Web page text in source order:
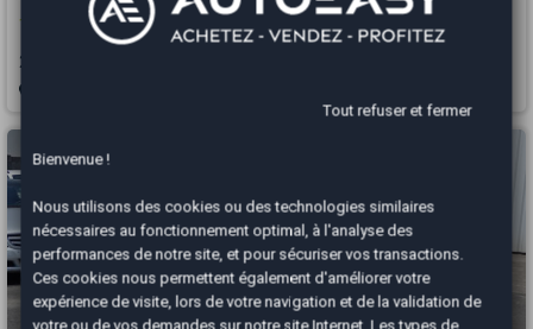
1.5 TFSI 150 BUSINESS LINE / VIRTUAL COCKPIT / JANTES S LINE
2019
Tout refuser et fermer
Bienvenue !
Nous utilisons des cookies ou des technologies similaires
nécessaires au fonctionnement optimal, à l'analyse des
performances de notre site, et pour sécuriser vos transactions.
Ces cookies nous permettent également d'améliorer votre
expérience de visite, lors de votre navigation et de la validation de
votre ou de vos demandes sur notre site Internet. Les types de